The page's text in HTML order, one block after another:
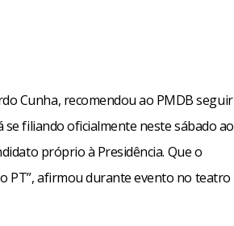
Cunha, recomendou ao PMDB seguir
filiando oficialmente neste sábado ao
próprio à Presidência. Que o
PT”, afirmou durante evento no teatro